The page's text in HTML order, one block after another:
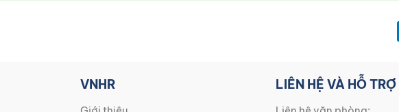
VNHR LIÊN HỆ VÀ HỖ TRỢ